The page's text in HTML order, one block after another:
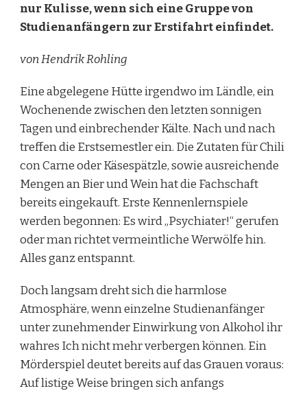
nur Kulisse, wenn sich eine Gruppe von
Studienanfängern zur Erstifahrt einfindet.
von Hendrik Rohling
Eine abgelegene Hütte irgendwo im Ländle, ein
Wochenende zwischen den letzten sonnigen
Tagen und einbrechender Kälte. Nach und nach
treffen die Erstsemestler ein. Die Zutaten für Chili
con Carne oder Käsespätzle, sowie ausreichende
Mengen an Bier und Wein hat die Fachschaft
bereits eingekauft. Erste Kennenlernspiele
werden begonnen: Es wird „Psychiater!“ gerufen
oder man richtet vermeintliche Werwölfe hin.
Alles ganz entspannt.
Doch langsam dreht sich die harmlose
Atmosphäre, wenn einzelne Studienanfänger
unter zunehmender Einwirkung von Alkohol ihr
wahres Ich nicht mehr verbergen können. Ein
Mörderspiel deutet bereits auf das Grauen voraus:
Auf listige Weise bringen sich anfangs